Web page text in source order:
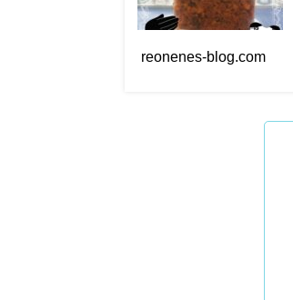
reonenes-blog.com